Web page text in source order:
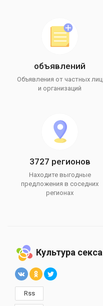
объявлений
Объявления от частных лиц
и организаций
3727 регионов
Находите выгодные
предложения в соседних
регионах
Культура секса
Rss